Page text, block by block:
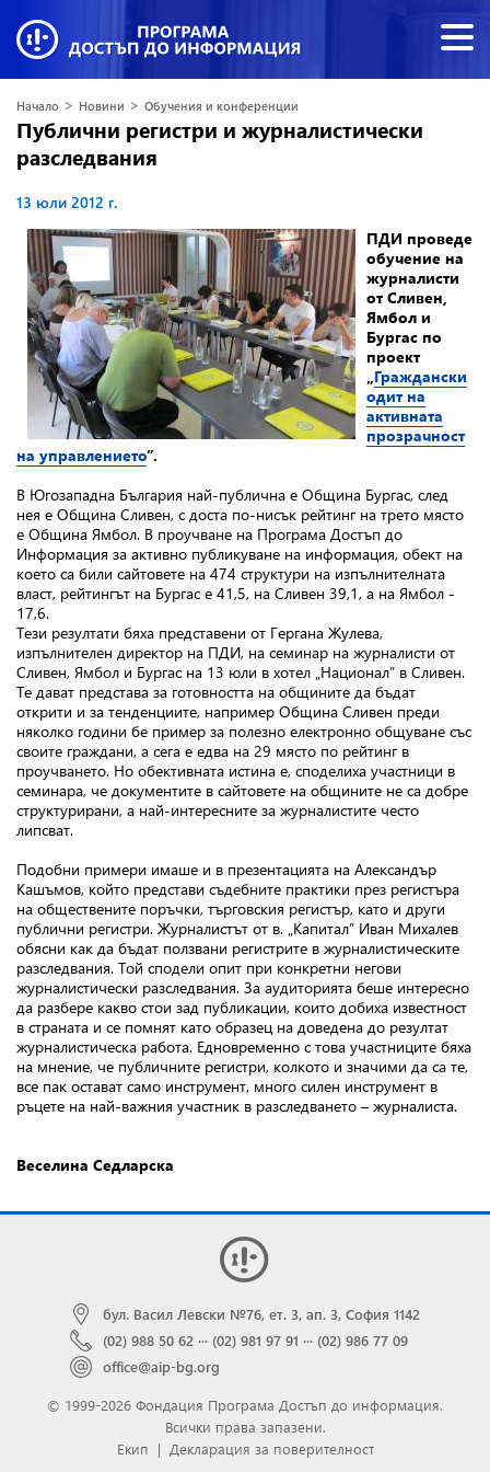
Начало > Новини > Обучения и конференции
Публични регистри и журналистически
разследвания
13 юли 2012 г.
ПДИ проведе
обучение на
журналисти
от Сливен,
Ямбол и
Бургас по
проект
„Граждански
одит на
активната
прозрачност
на управлението”.
В Югозападна България най-публична е Община Бургас, след
нея е Община Сливен, с доста по-нисък рейтинг на трето място
е Община Ямбол. В проучване на Програма Достъп до
Информация за активно публикуване на информация, обект на
което са били сайтовете на 474 структури на изпълнителната
власт, рейтингът на Бургас е 41,5, на Сливен 39,1, а на Ямбол -
17,6.
Тези резултати бяха представени от Гергана Жулева,
изпълнителен директор на ПДИ, на семинар на журналисти от
Сливен, Ямбол и Бургас на 13 юли в хотел „Национал” в Сливен.
Те дават представа за готовността на общините да бъдат
открити и за тенденциите, например Община Сливен преди
няколко години бе пример за полезно електронно общуване със
своите граждани, а сега е едва на 29 място по рейтинг в
проучването. Но обективната истина е, споделиха участници в
семинара, че документите в сайтовете на общините не са добре
структурирани, а най-интересните за журналистите често
липсват.
Подобни примери имаше и в презентацията на Александър
Кашъмов, който представи съдебните практики през регистъра
на обществените поръчки, търговския регистър, като и други
публични регистри. Журналистът от в. „Капитал” Иван Михалев
обясни как да бъдат ползвани регистрите в журналистическите
разследвания. Той сподели опит при конкретни негови
журналистически разследвания. За аудиторията беше интересно
да разбере какво стои зад публикации, които добиха известност
в страната и се помнят като образец на доведена до резултат
журналистическа работа. Едновременно с това участниците бяха
на мнение, че публичните регистри, колкото и значими да са те,
все пак остават само инструмент, много силен инструмент в
ръцете на най-важния участник в разследването – журналиста.
Веселина Седларска
бул. Васил Левски №76, ет. 3, ап. 3, София 1142
(02) 988 50 62 ··· (02) 981 97 91 ··· (02) 986 77 09
office@aip-bg.org
© 1999-2026 Фондация Програма Достъп до информация.
Всички права запазени.
Екип | Декларация за поверителност